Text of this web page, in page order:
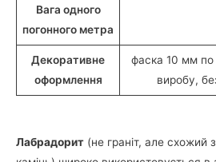
Вага одного
погонного метра
Декоративне
оформлення
фаска 10 мм по
виробу,
Лабрадорит (не граніт, але схожий